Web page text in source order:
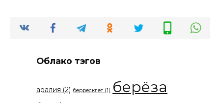
Облако тэгов
аралия (2) берресклет (1) берёза